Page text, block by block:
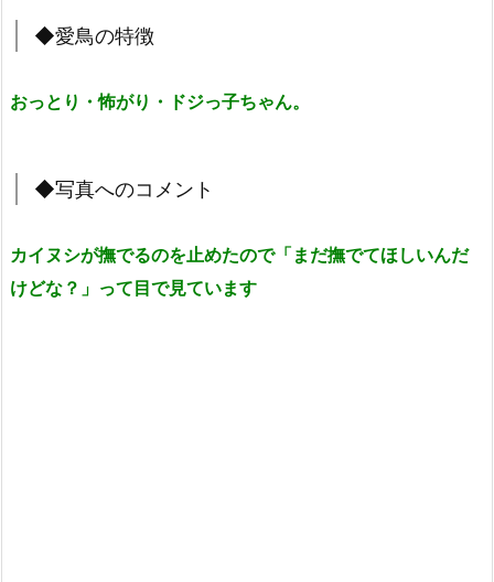
◆愛鳥の特徴
おっとり・怖がり・ドジっ子ちゃん。
◆写真へのコメント
カイヌシが撫でるのを止めたので「まだ撫でてほしいんだ
けどな？」って目で見ています